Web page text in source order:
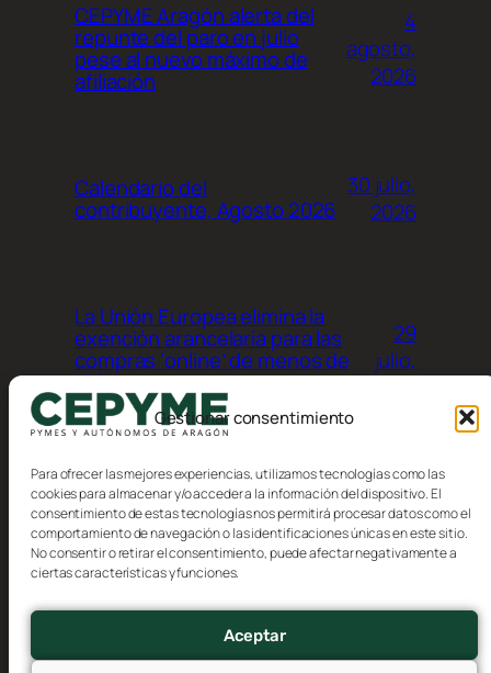
Gestionar consentimiento
Para ofrecer las mejores experiencias, utilizamos tecnologías como las
cookies para almacenar y/o acceder a la información del dispositivo. El
consentimiento de estas tecnologías nos permitirá procesar datos como el
comportamiento de navegación o las identificaciones únicas en este sitio.
No consentir o retirar el consentimiento, puede afectar negativamente a
ciertas características y funciones.
Aceptar
CEPYME Aragón alerta del
repunte del paro en julio
pese al nuevo máximo de
afiliación
4
agosto,
2026
Calendario del
contribuyente, Agosto 2026
30 julio,
2026
La Unión Europea elimina la
exención arancelaria para las
compras ‘online’ de menos de
150 euros procedentes de
terceros países
29
julio,
Autores
Eventos